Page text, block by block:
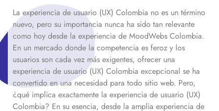
La experiencia de usuario (UX) Colombia no es un término
nuevo, pero su importancia nunca ha sido tan relevante
como hoy desde la experiencia de MoodWebs Colombia.
En un mercado donde la competencia es feroz y los
usuarios son cada vez más exigentes, ofrecer una
experiencia de usuario (UX) Colombia excepcional se ha
convertido en una necesidad para todo sitio web. Pero,
¿qué implica exactamente la experiencia de usuario (UX)
Colombia? En su esencia, desde la amplia experiencia de